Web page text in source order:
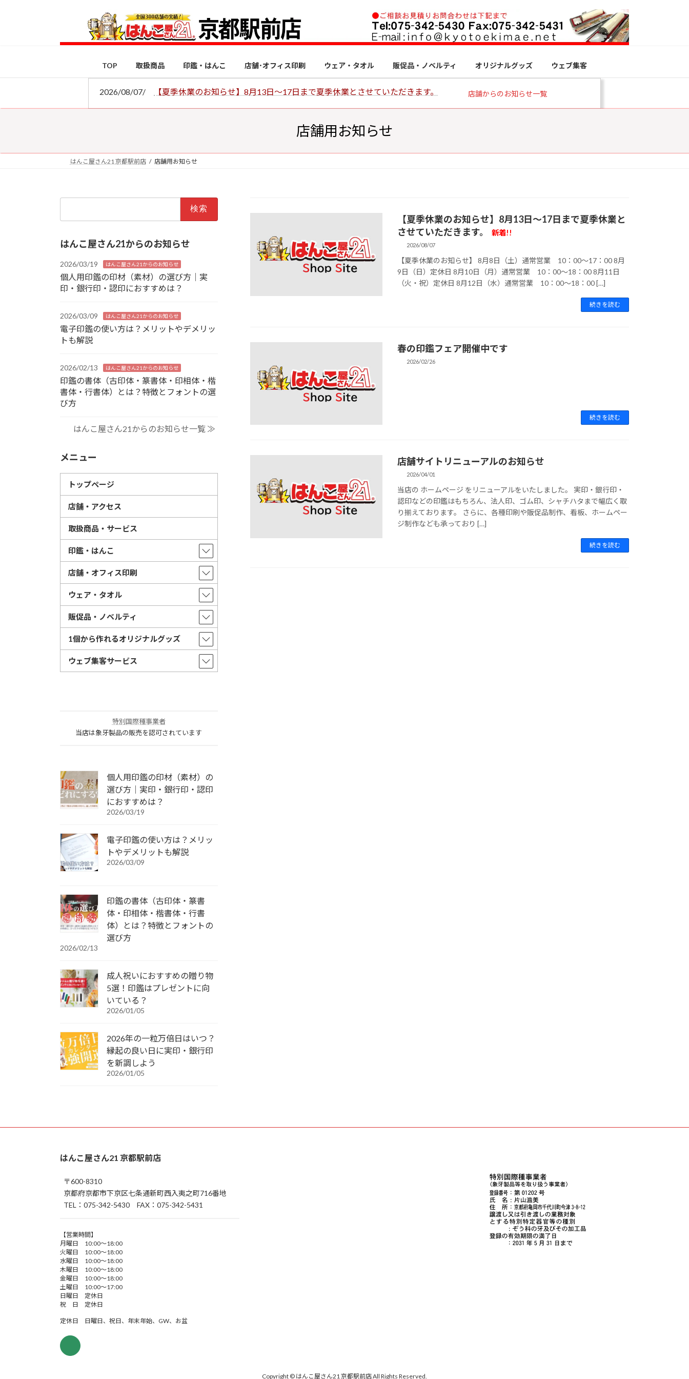
ス
ン
TOP 取扱商品 印鑑・はんこ 店舗･オフィス印刷 ウェア・タオル 販促品・ノベルティ オリジナルグッズ ウェブ集客
2026/08/07/ 【夏季休業のお知らせ】8月13日～17日まで夏季休業とさせていただきます。 店舗からのお知らせ一覧
店舗用お知らせ
はんこ屋さん21 京都駅前店 店舗用お知らせ
【夏季休業のお知らせ】8月13日～17日まで夏季休業と
させていただきます。
新着!!
2026/08/07
【夏季休業のお知らせ】 8月8日（土）通常営業 10：00～17：00 8月
9日（日）定休日 8月10日（月）通常営業 10：00～18：00 8月11日
（火・祝）定休日 8月12日（水）通常営業 10：00～18：00 […]
続きを読む
春の印鑑フェア開催中です
2026/02/26
続きを読む
店舗サイトリニューアルのお知らせ
2026/04/01
当店の ホームページ をリニューアルをいたしました。 実印・銀行印・
認印などの印鑑はもちろん、法人印、ゴム印、シャチハタまで幅広く取
り揃えております。 さらに、各種印刷や販促品制作、看板、ホームペー
ジ制作なども承っており […]
続きを読む
はんこ屋さん21からのお知らせ
2026/03/19 はんこ屋さん21からのお知らせ
個人用印鑑の印材（素材）の選び方｜実
印・銀行印・認印におすすめは？
2026/03/09 はんこ屋さん21からのお知らせ
電子印鑑の使い方は？メリットやデメリッ
トも解説
2026/02/13 はんこ屋さん21からのお知らせ
印鑑の書体（古印体・篆書体・印相体・楷
書体・行書体）とは？特徴とフォントの選
び方
はんこ屋さん21からのお知らせ一覧 ≫
メニュー
トップページ
店舗・アクセス
取扱商品・サービス
印鑑・はんこ
店舗・オフィス印刷
ウェア・タオル
販促品・ノベルティ
1個から作れるオリジナルグッズ
ウェブ集客サービス
特別国際種事業者
当店は象牙製品の販売を認可されています
個人用印鑑の印材（素材）の
選び方｜実印・銀行印・認印
におすすめは？
2026/03/19
電子印鑑の使い方は？メリッ
トやデメリットも解説
2026/03/09
印鑑の書体（古印体・篆書
体・印相体・楷書体・行書
体）とは？特徴とフォントの
選び方
2026/02/13
成人祝いにおすすめの贈り物
5選！印鑑はプレゼントに向
いている？
2026/01/05
2026年の一粒万倍日はいつ？
縁起の良い日に実印・銀行印
を新調しよう
2026/01/05
はんこ屋さん21 京都駅前店
〒600-8310
京都府京都市下京区七条通新町西入夷之町716番地
TEL：075-342-5430 FAX：075-342-5431
【営業時間】
月曜日 10:00～18:00
火曜日 10:00～18:00
水曜日 10:00～18:00
木曜日 10:00～18:00
金曜日 10:00～18:00
土曜日 10:00～17:00
日曜日 定休日
祝 日 定休日
定休日 日曜日、祝日、年末年始、GW、お盆
Copyright © はんこ屋さん21 京都駅前店 All Rights Reserved.